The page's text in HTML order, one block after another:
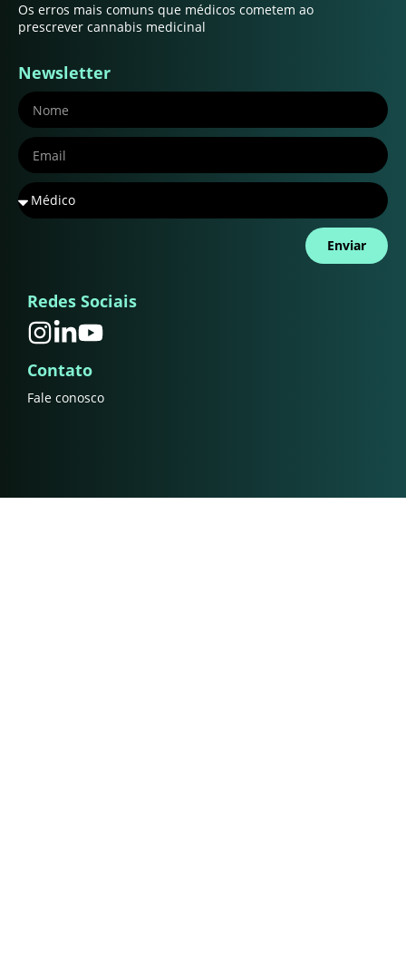
Os erros mais comuns que médicos cometem ao
prescrever cannabis medicinal
Newsletter
Enviar
Redes Sociais
Contato
Fale conosco